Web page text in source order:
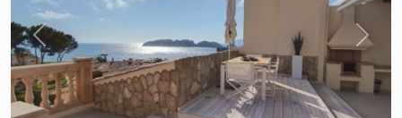
Poprzedni